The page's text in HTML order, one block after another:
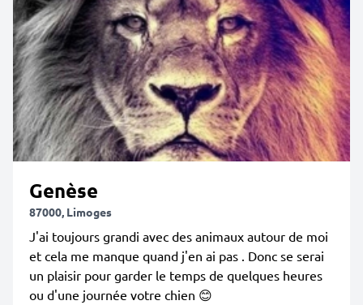
Genèse
87000, Limoges
J'ai toujours grandi avec des animaux autour de moi
et cela me manque quand j'en ai pas . Donc se serai
un plaisir pour garder le temps de quelques heures
ou d'une journée votre chien 😊